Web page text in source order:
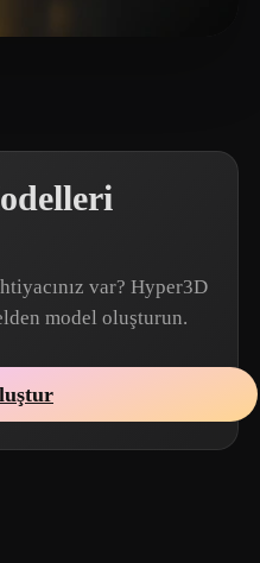
var? Hyper3D
model oluşturun.